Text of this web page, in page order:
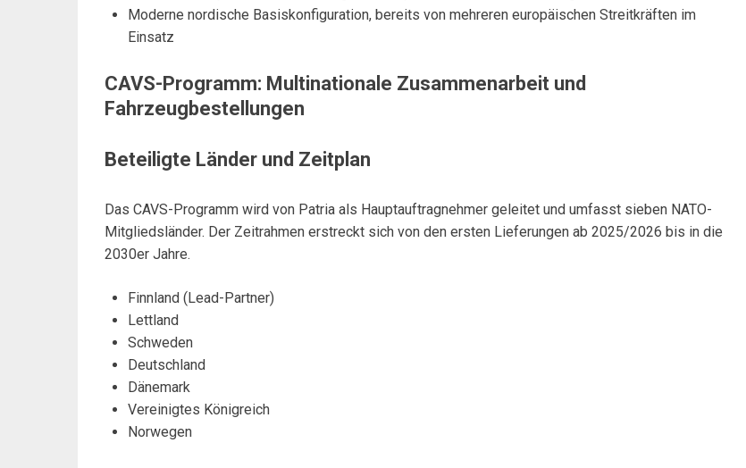
Moderne nordische Basiskonfiguration, bereits von mehreren europäischen Streitkräften im
Einsatz
CAVS-Programm: Multinationale Zusammenarbeit und
Fahrzeugbestellungen
Beteiligte Länder und Zeitplan
Das CAVS-Programm wird von Patria als Hauptauftragnehmer geleitet und umfasst sieben NATO-
Mitgliedsländer. Der Zeitrahmen erstreckt sich von den ersten Lieferungen ab 2025/2026 bis in die
2030er Jahre.
Finnland (Lead-Partner)
Lettland
Schweden
Deutschland
Dänemark
Vereinigtes Königreich
Norwegen